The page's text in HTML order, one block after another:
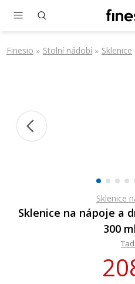
Finesio » Stolní nádobí » Sklenice
Sklenice
Sklenice na nápoje a
300